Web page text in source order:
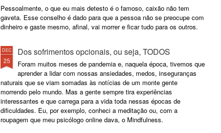
Pessoalmente, o que eu mais detesto é o famoso, caixão não tem
gaveta. Esse conselho é dado para que a pessoa não se preocupe com
dinheiro e gaste mesmo, afinal, vai morrer e ficar tudo para os outros.
DEC
25
Dos sofrimentos opcionais, ou seja, TODOS
Foram muitos meses de pandemia e, naquela época, tivemos que
aprender a lidar com nossas ansiedades, medos, inseguranças
naturais que se viam somadas às notícias de um monte gente
morrendo pelo mundo. Mas a gente sempre tira experiências
interessantes e que carrega para a vida toda nessas épocas de
dificuldades. Eu, por exemplo, conheci a meditação ou, com a
roupagem que meu psicólogo online dava, o Mindfulness.